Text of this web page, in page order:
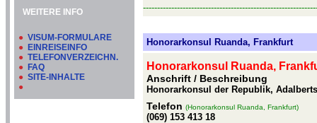
WEITERE INFO
● VISUM-FORMULARE
● EINREISEINFO
● TELEFONVERZEICHN.
● FAQ
● SITE-INHALTE
●
Honorarkonsul Ruanda, Frankfurt
Honorarkonsul Ruanda,
Anschrift / Beschreibung
Honorarkonsul der Republik,
Telefon (Honorarkonsul Ruanda, Frankfurt)
(069) 153 413 18